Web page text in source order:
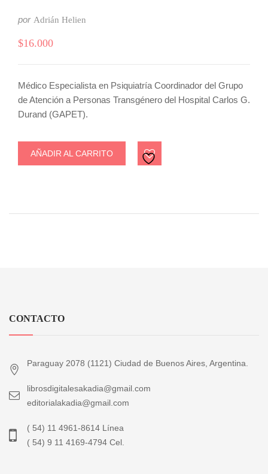
por Adrián Helien
$16.000
Médico Especialista en Psiquiatría Coordinador del Grupo
de Atención a Personas Transgénero del Hospital Carlos G.
Durand (GAPET).
AÑADIR AL CARRITO
CONTACTO
Paraguay 2078 (1121) Ciudad de Buenos Aires, Argentina.
librosdigitalesakadia@gmail.com
editorialakadia@gmail.com
( 54) 11 4961-8614 Línea
( 54) 9 11 4169-4794 Cel.